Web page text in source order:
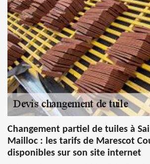
Changement partiel de tuiles à
Mailloc : les tarifs de Marescot
disponibles sur son site internet